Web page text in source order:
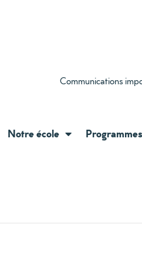
Communications
Notre école Programmes